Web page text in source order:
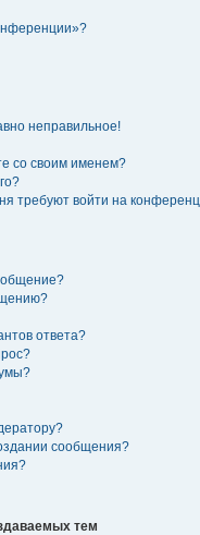
неправильное!
со своим именем?
требуют войти на
ответа?
сообщения?
тем